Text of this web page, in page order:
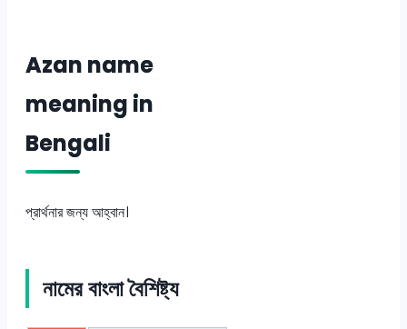
Azan name
meaning in
Bengali
প্রার্থনার জন্য আহ্বান।
নামের বাংলা বৈশিষ্ট্য